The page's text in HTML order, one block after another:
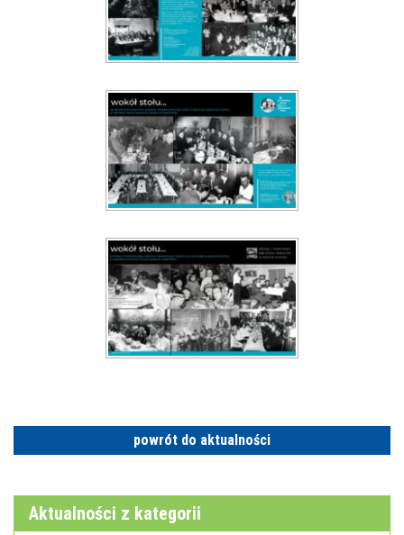
powrót do aktualności
Aktualności z kategorii